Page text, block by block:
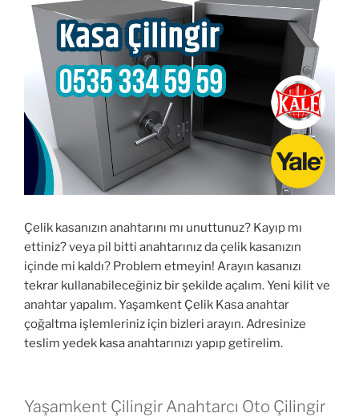
Çelik kasanızın anahtarını mı unuttunuz? Kayıp mı
ettiniz? veya pil bitti anahtarınız da çelik kasanızın
içinde mi kaldı? Problem etmeyin! Arayın kasanızı
tekrar kullanabileceğiniz bir şekilde açalım. Yeni kilit ve
anahtar yapalım. Yaşamkent Çelik Kasa anahtar
çoğaltma işlemleriniz için bizleri arayın. Adresinize
teslim yedek kasa anahtarınızı yapıp getirelim.
Yaşamkent Çilingir Anahtarcı Oto Çilingir